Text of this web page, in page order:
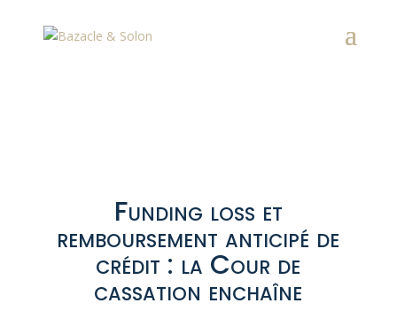
Funding loss et
remboursement anticipé de
crédit : la Cour de
cassation enchaîne